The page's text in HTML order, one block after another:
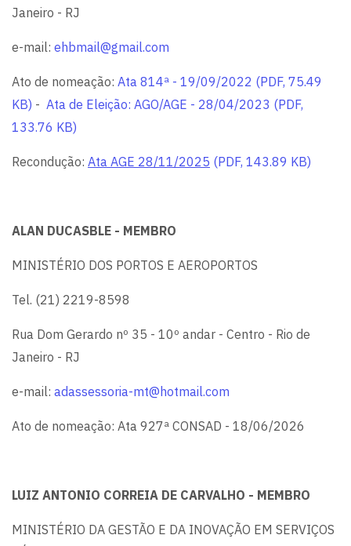
Janeiro - RJ
e-mail: ehbmail@gmail.com
Ato de nomeação: Ata 814ª - 19/09/2022 (PDF, 75.49
KB) - Ata de Eleição: AGO/AGE - 28/04/2023 (PDF,
133.76 KB)
Recondução: Ata AGE 28/11/2025 (PDF, 143.89 KB)
ALAN DUCASBLE - MEMBRO
MINISTÉRIO DOS PORTOS E AEROPORTOS
Tel. (21) 2219-8598
Rua Dom Gerardo nº 35 - 10º andar - Centro - Rio de
Janeiro - RJ
e-mail: adassessoria-mt@hotmail.com
Ato de nomeação: Ata 927ª CONSAD - 18/06/2026
LUIZ ANTONIO CORREIA DE CARVALHO - MEMBRO
MINISTÉRIO DA GESTÃO E DA INOVAÇÃO EM SERVIÇOS